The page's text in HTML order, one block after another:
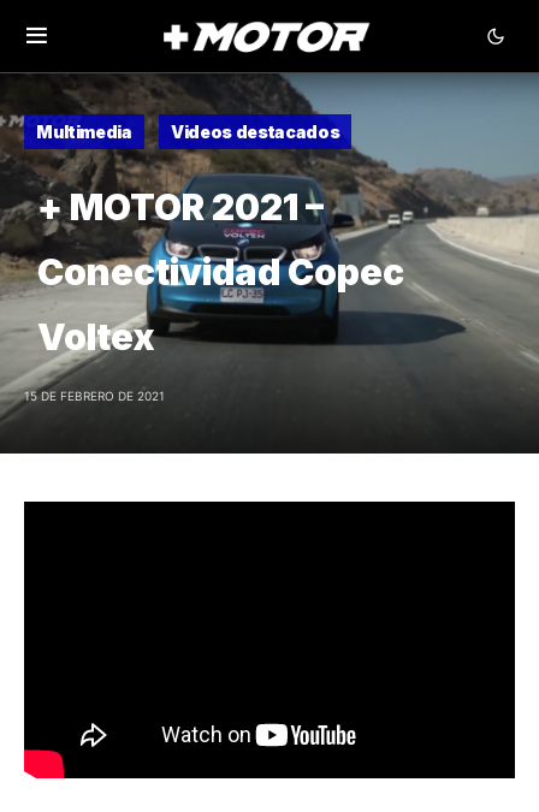
Multimedia Videos destacados
+ MOTOR 2021 –
Conectividad Copec
Voltex
15 DE FEBRERO DE 2021